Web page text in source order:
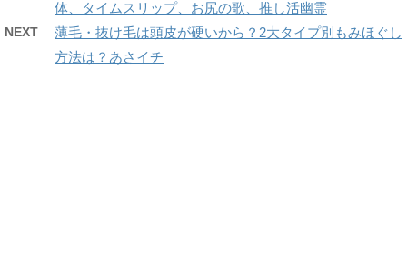
体、タイムスリップ、お尻の歌、推し活幽霊
NEXT
薄毛・抜け毛は頭皮が硬いから？2大タイプ別もみほぐし
方法は？あさイチ